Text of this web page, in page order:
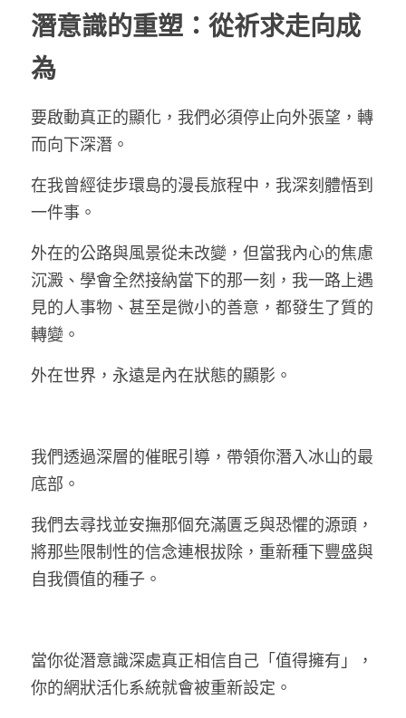
潛意識的重塑：從祈求走向成
為
要啟動真正的顯化，我們必須停止向外張望，轉
而向下深潛。
在我曾經徒步環島的漫長旅程中，我深刻體悟到
一件事。
外在的公路與風景從未改變，但當我內心的焦慮
沉澱、學會全然接納當下的那一刻，我一路上遇
見的人事物、甚至是微小的善意，都發生了質的
轉變。
外在世界，永遠是內在狀態的顯影。
我們透過深層的催眠引導，帶領你潛入冰山的最
底部。
我們去尋找並安撫那個充滿匱乏與恐懼的源頭，
將那些限制性的信念連根拔除，重新種下豐盛與
自我價值的種子。
當你從潛意識深處真正相信自己「值得擁有」，
你的網狀活化系統就會被重新設定。